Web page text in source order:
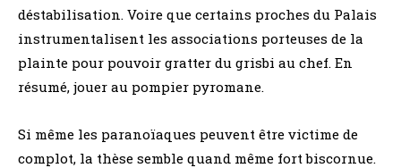
déstabilisation. Voire que certains proches du Palais
instrumentalisent les associations porteuses de la
plainte pour pouvoir gratter du grisbi au chef. En
résumé, jouer au pompier pyromane.
Si même les paranoïaques peuvent être victime de
complot, la thèse semble quand même fort biscornue.